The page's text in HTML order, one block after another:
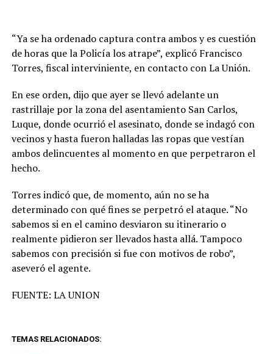
“Ya se ha ordenado captura contra ambos y es cuestión
de horas que la Policía los atrape”, explicó Francisco
Torres, fiscal interviniente, en contacto con La Unión.
En ese orden, dijo que ayer se llevó adelante un
rastrillaje por la zona del asentamiento San Carlos,
Luque, donde ocurrió el asesinato, donde se indagó con
vecinos y hasta fueron halladas las ropas que vestían
ambos delincuentes al momento en que perpetraron el
hecho.
Torres indicó que, de momento, aún no se ha
determinado con qué fines se perpetró el ataque. “No
sabemos si en el camino desviaron su itinerario o
realmente pidieron ser llevados hasta allá. Tampoco
sabemos con precisión si fue con motivos de robo”,
aseveró el agente.
FUENTE: LA UNION
TEMAS RELACIONADOS: